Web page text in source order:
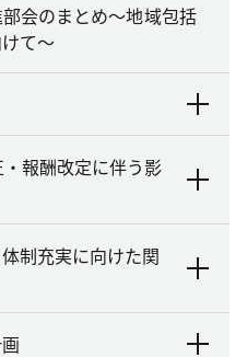
会のまとめ～地域包括
て～
報酬改定に伴う影
制充実に向けた関